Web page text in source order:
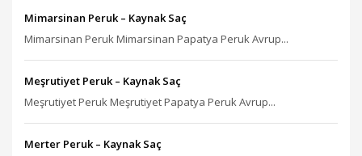
Mimarsinan Peruk – Kaynak Saç
Mimarsinan Peruk Mimarsinan Papatya Peruk Avrup...
Meşrutiyet Peruk – Kaynak Saç
Meşrutiyet Peruk Meşrutiyet Papatya Peruk Avrup...
Merter Peruk – Kaynak Saç